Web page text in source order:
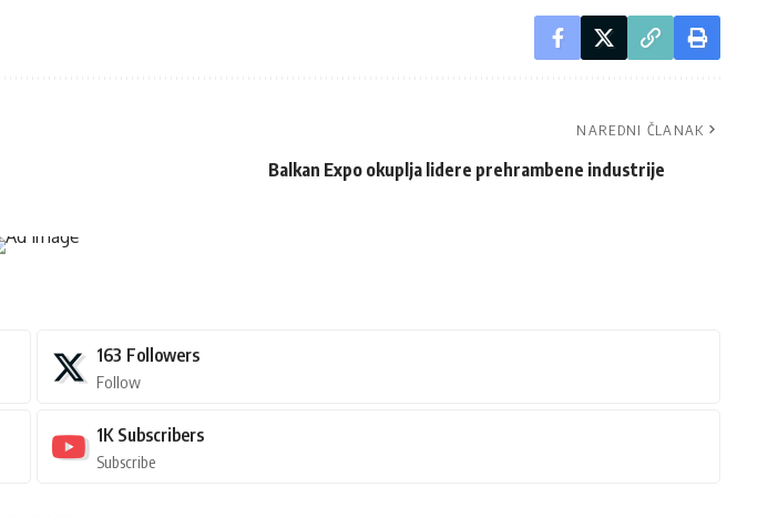
NAREDNI ČLANAK
Balkan Expo okuplja lidere prehrambene industrije
163 Followers
Follow
1K Subscribers
Subscribe